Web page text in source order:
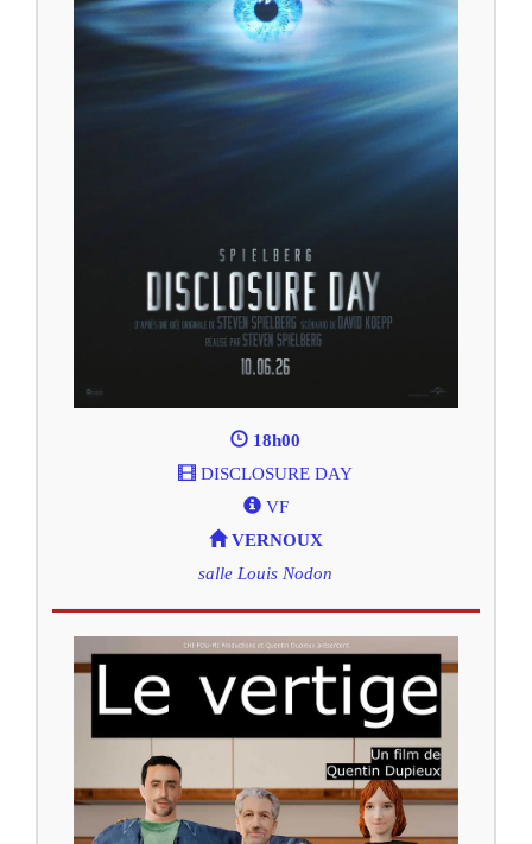
18h00
DISCLOSURE DAY
VF
VERNOUX
salle Louis Nodon